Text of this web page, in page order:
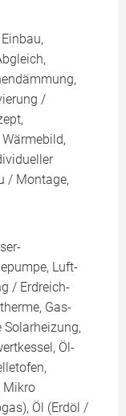
/
/ Montage,
Luft-
/ Erdreich-
Gas-
Solarheizung,
Öl-
Mikro
Öl (Erdöl /